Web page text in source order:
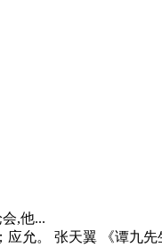
,他...
应允。 张天翼 《谭九先